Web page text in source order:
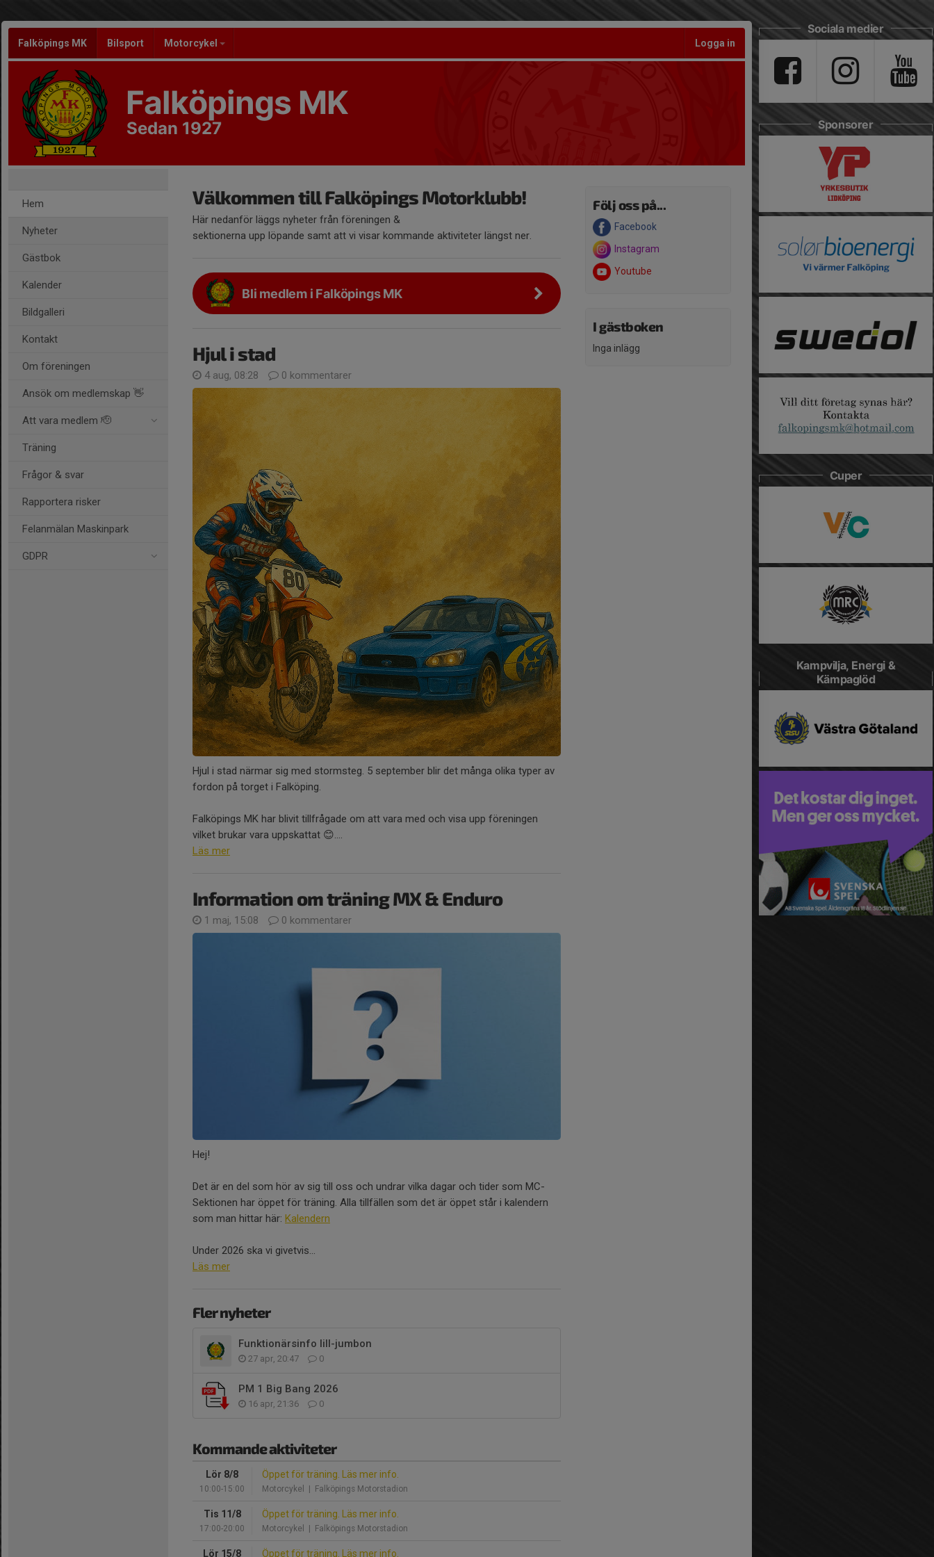
Falköpings MK Bilsport Motorcykel Logga in
Falköpings MK
Sedan 1927
Hem
Nyheter
Gästbok
Kalender
Bildgalleri
Kontakt
Om föreningen
Ansök om medlemskap 👋
Att vara medlem 🫡
Träning
Frågor & svar
Rapportera risker
Felanmälan Maskinpark
GDPR
Följ oss på...
Facebook
Instagram
Youtube
I gästboken
Inga inlägg
Välkommen till Falköpings Motorklubb!
Här nedanför läggs nyheter från föreningen &
sektionerna upp löpande samt att vi visar kommande aktiviteter längst ner.
Bli medlem i Falköpings MK
Hjul i stad
4 aug, 08:28 0 kommentarer
Hjul i stad närmar sig med stormsteg. 5 september blir det många olika typer av
fordon på torget i Falköping.
Falköpings MK har blivit tillfrågade om att vara med och visa upp föreningen
vilket brukar vara uppskattat 😊....
Läs mer
Information om träning MX & Enduro
1 maj, 15:08 0 kommentarer
Hej!
Det är en del som hör av sig till oss och undrar vilka dagar och tider som MC-
Sektionen har öppet för träning. Alla tillfällen som det är öppet står i kalendern
som man hittar här: Kalendern
Under 2026 ska vi givetvis...
Läs mer
Fler nyheter
Funktionärsinfo lill-jumbon
27 apr, 20:47 0
PM 1 Big Bang 2026
16 apr, 21:36 0
Kommande aktiviteter
Lör 8/8
10:00-15:00
Öppet för träning. Läs mer info.
Motorcykel | Falköpings Motorstadion
Tis 11/8
17:00-20:00
Öppet för träning. Läs mer info.
Motorcykel | Falköpings Motorstadion
Lör 15/8 Öppet för träning. Läs mer info.
Sociala medier
Sponsorer
Cuper
Kampvilja, Energi &
Kämpaglöd